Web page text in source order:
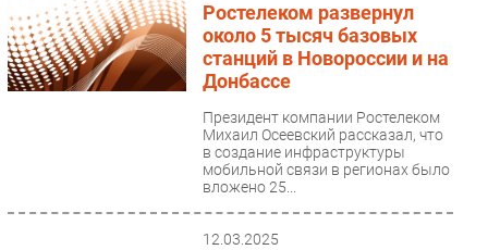
Ростелеком развернул
около 5 тысяч базовых
станций в Новороссии и на
Донбассе
Президент компании Ростелеком
Михаил Осеевский рассказал, что
в создание инфраструктуры
мобильной связи в регионах было
вложено 25...
12.03.2025